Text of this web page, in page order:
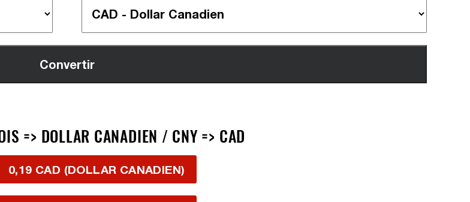
=> DOLLAR CANADIEN / CNY => CAD
0,19 CAD (DOLLAR CANADIEN)